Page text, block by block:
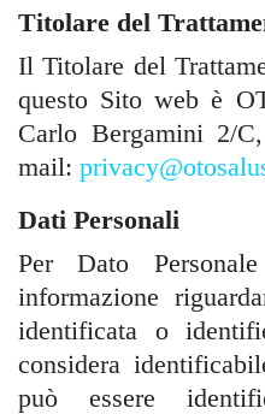
Titolare del
Il Titolare del
questo Sito web è
Carlo Bergamini 2/
mail:
Dati Personali
Per Dato
informazione
identificata o
considera
può essere